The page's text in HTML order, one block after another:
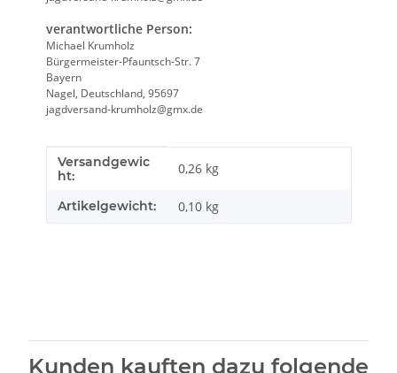
verantwortliche Person:
Michael Krumholz
Bürgermeister-Pfauntsch-Str. 7
Bayern
Nagel, Deutschland, 95697
jagdversand-krumholz@gmx.de
Produkteigenschaft
Wert
Versandgewic
ht:
0,26 kg
Artikelgewicht: 0,10 kg
Kunden kauften dazu folgende